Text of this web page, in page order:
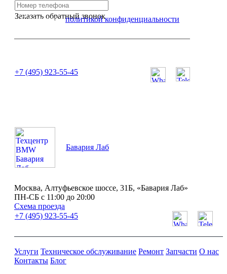
Заказать обратный звонок
Я согласен сполитикой конфиденциальности
+7 (495) 923-55-45
Бавария Лаб
Москва, Алтуфьевское шоссе, 31Б, «Бавария Лаб»
ПН-СБ с 11:00 до 20:00
Схема проезда
+7 (495) 923-55-45
Услуги Техническое обслуживание Ремонт Запчасти О нас
Контакты Блог